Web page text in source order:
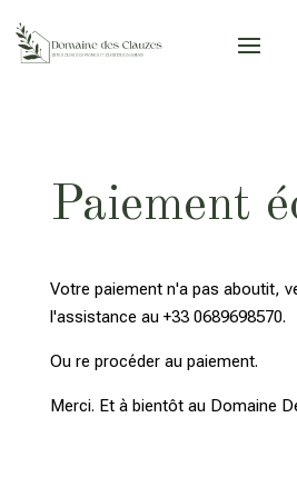
Paiement
Votre paiement n'a pas aboutit,
l'assistance au +33 0689698570.
Ou re procéder au paiement.
Merci. Et à bientôt au Domaine